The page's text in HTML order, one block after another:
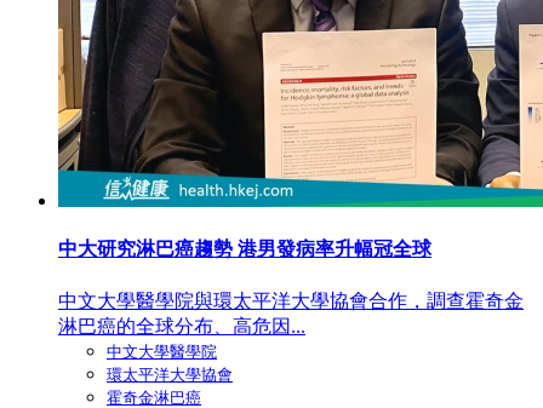
中大研究淋巴癌趨勢 港男發病率升幅冠全球
中文大學醫學院與環太平洋大學協會合作，調查霍奇金
淋巴癌的全球分布、高危因...
中文大學醫學院
環太平洋大學協會
霍奇金淋巴癌